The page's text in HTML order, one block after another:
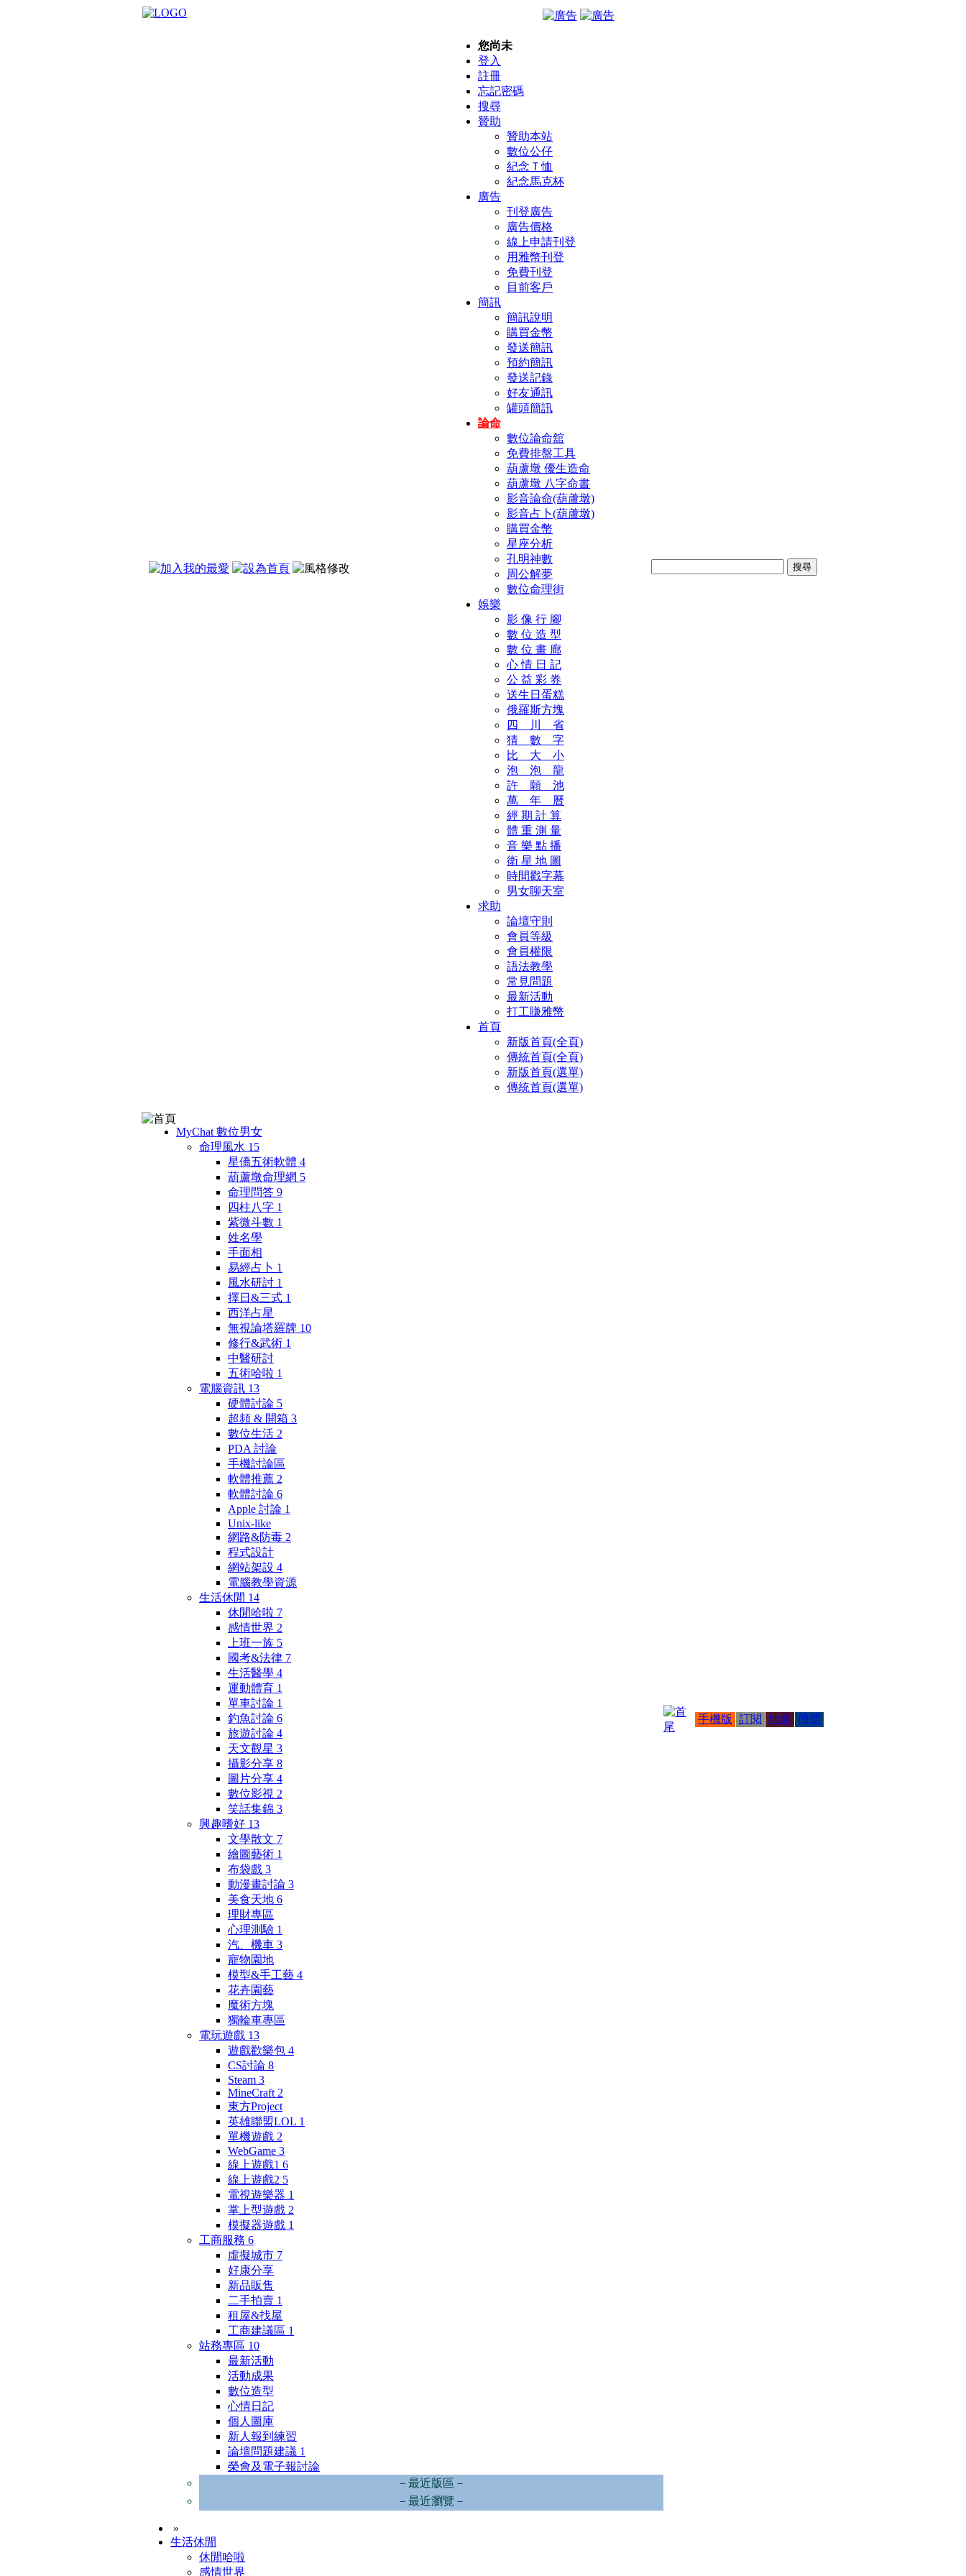
您尚未
登入
註冊
忘記密碼
搜尋
贊助
贊助本站
數位公仔
紀念Ｔ恤
紀念馬克杯
廣告
刊登廣告
廣告價格
線上申請刊登
用雅幣刊登
免費刊登
目前客戶
簡訊
簡訊說明
購買金幣
發送簡訊
預約簡訊
發送記錄
好友通訊
罐頭簡訊
論命
數位論命舘
免費排盤工具
葫蘆墩 優生造命
葫蘆墩 八字命書
影音論命(葫蘆墩)
影音占卜(葫蘆墩)
購買金幣
星座分析
孔明神數
周公解夢
數位命理街
娛樂
影 像 行 腳
數 位 造 型
數 位 畫 廊
心 情 日 記
公 益 彩 券
送生日蛋糕
俄羅斯方塊
四 川 省
猜 數 字
比 大 小
泡 泡 龍
許 願 池
萬 年 曆
經 期 計 算
體 重 測 量
音 樂 點 播
衛 星 地 圖
時間戳字幕
男女聊天室
求助
論壇守則
會員等級
會員權限
語法教學
常見問題
最新活動
打工賺雅幣
首頁
新版首頁(全頁)
傳統首頁(全頁)
新版首頁(選單)
傳統首頁(選單)
MyChat 數位男女
命理風水 15
星僑五術軟體 4
葫蘆墩命理網 5
命理問答 9
四柱八字 1
紫微斗數 1
姓名學
手面相
易經占卜 1
風水研討 1
擇日&三式 1
西洋占星
無視論塔羅牌 10
修行&武術 1
中醫研討
五術哈啦 1
電腦資訊 13
硬體討論 5
超頻 & 開箱 3
數位生活 2
PDA 討論
手機討論區
軟體推薦 2
軟體討論 6
Apple 討論 1
Unix-like
網路&防毒 2
程式設計
網站架設 4
電腦教學資源
生活休閒 14
休閒哈啦 7
感情世界 2
上班一族 5
國考&法律 7
生活醫學 4
運動體育 1
單車討論 1
釣魚討論 6
旅遊討論 4
天文觀星 3
攝影分享 8
圖片分享 4
數位影視 2
笑話集錦 3
興趣嗜好 13
文學散文 7
繪圖藝術 1
布袋戲 3
動漫畫討論 3
美食天地 6
理財專區
心理測驗 1
汽、機車 3
寵物園地
模型&手工藝 4
花卉園藝
魔術方塊
獨輪車專區
電玩遊戲 13
遊戲歡樂包 4
CS討論 8
Steam 3
MineCraft 2
東方Project
英雄聯盟LOL 1
單機遊戲 2
WebGame 3
線上遊戲1 6
線上遊戲2 5
電視遊樂器 1
掌上型遊戲 2
模擬器遊戲 1
工商服務 6
虛擬城市 7
好康分享
新品販售
二手拍賣 1
租屋&找屋
工商建議區 1
站務專區 10
最新活動
活動成果
數位造型
心情日記
個人圖庫
新人報到練習
論壇問題建議 1
榮會及電子報討論
－最近版區－
－最近瀏覽－
»
生活休閒
休閒哈啦
感情世界
手機版 訂閱 地圖 簡體